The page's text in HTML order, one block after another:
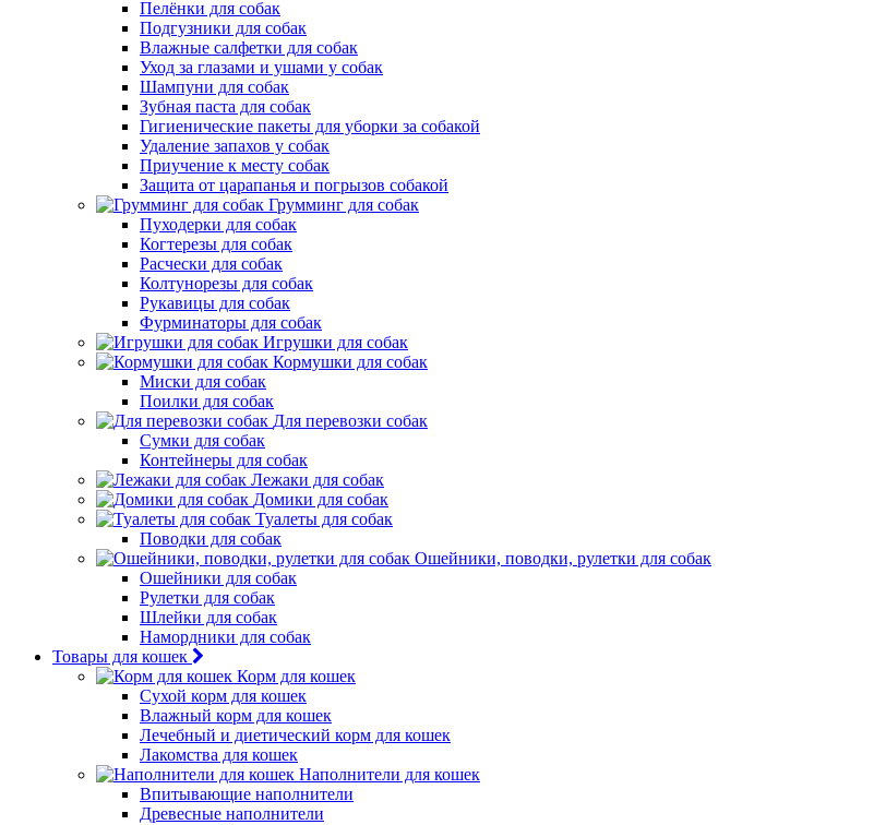
Пелёнки для собак
Подгузники для собак
Влажные салфетки для собак
Уход за глазами и ушами у собак
Шампуни для собак
Зубная паста для собак
Гигиенические пакеты для уборки за собакой
Удаление запахов у собак
Приучение к месту собак
Защита от царапанья и погрызов собакой
Грумминг для собак
Пуходерки для собак
Когтерезы для собак
Расчески для собак
Колтунорезы для собак
Рукавицы для собак
Фурминаторы для собак
Игрушки для собак
Кормушки для собак
Миски для собак
Поилки для собак
Для перевозки собак
Сумки для собак
Контейнеры для собак
Лежаки для собак
Домики для собак
Туалеты для собак
Поводки для собак
Ошейники, поводки, рулетки для собак
Ошейники для собак
Рулетки для собак
Шлейки для собак
Намордники для собак
Товары для кошек
Корм для кошек
Сухой корм для кошек
Влажный корм для кошек
Лечебный и диетический корм для кошек
Лакомства для кошек
Наполнители для кошек
Впитывающие наполнители
Древесные наполнители